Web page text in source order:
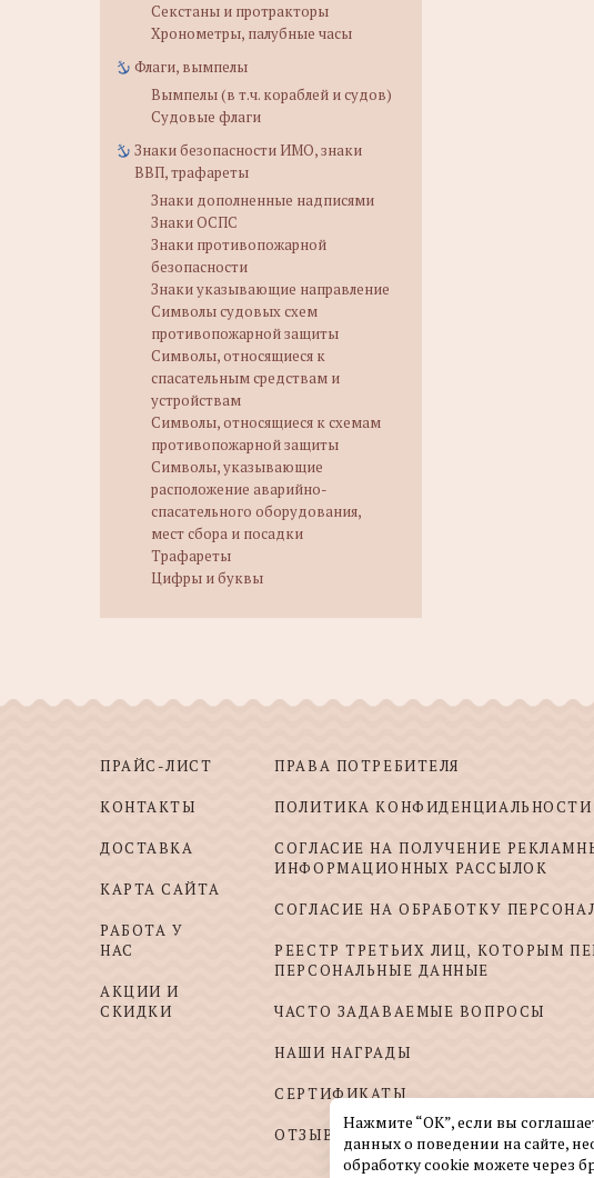
Секстаны и протракторы
Хронометры, палубные часы
Флаги, вымпелы
Вымпелы (в т.ч. кораблей и судов)
Судовые флаги
Знаки безопасности ИМО, знаки
ВВП, трафареты
Знаки дополненные надписями
Знаки ОСПС
Знаки противопожарной
безопасности
Знаки указывающие направление
Символы судовых схем
противопожарной защиты
Символы, относящиеся к
спасательным средствам и
устройствам
Символы, относящиеся к схемам
противопожарной защиты
Символы, указывающие
расположение аварийно-
спасательного оборудования,
мест сбора и посадки
Трафареты
Цифры и буквы
ПРАЙС-ЛИСТ
КОНТАКТЫ
ДОСТАВКА
КАРТА САЙТА
РАБОТА У
НАС
АКЦИИ И
СКИДКИ
ПРАВА ПОТРЕБИТЕЛЯ
ПОЛИТИКА КОНФИДЕНЦИАЛЬНОСТИ
СОГЛАСИЕ НА ПОЛУЧЕНИЕ
ИНФОРМАЦИОННЫХ РАССЫЛОК
СОГЛАСИЕ НА ОБРАБОТКУ
РЕЕСТР ТРЕТЬИХ ЛИЦ, КОТОРЫМ
ПЕРСОНАЛЬНЫЕ ДАННЫЕ
ЧАСТО ЗАДАВАЕМЫЕ ВОПРОСЫ
НАШИ НАГРАДЫ
СЕРТИФИКАТЫ
ОТЗЫВЫ И ПОЖЕЛАНИЯ
Нажмите “ОК”, если вы
данных о поведении на сайте,
обработку cookie можете через